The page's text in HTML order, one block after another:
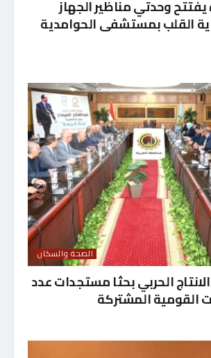
وحدتي مناظير الجهاز
القلب بمستشفى الحوامدية
الصحة والسكان
الحربي بحثا مستجدات عدد
القومية المشتركة